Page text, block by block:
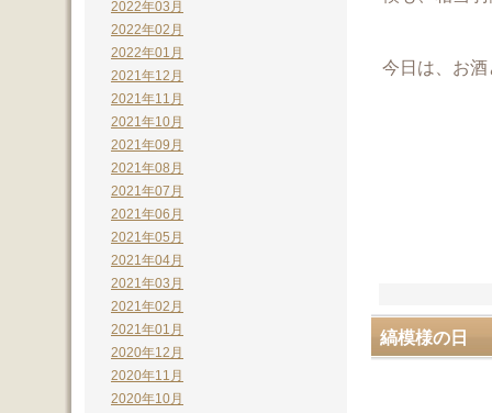
今日は、お
縞模様の日
2022年03月
2022年02月
2022年01月
2021年12月
2021年11月
2021年10月
2021年09月
2021年08月
2021年07月
2021年06月
2021年05月
2021年04月
2021年03月
2021年02月
2021年01月
2020年12月
2020年11月
2020年10月